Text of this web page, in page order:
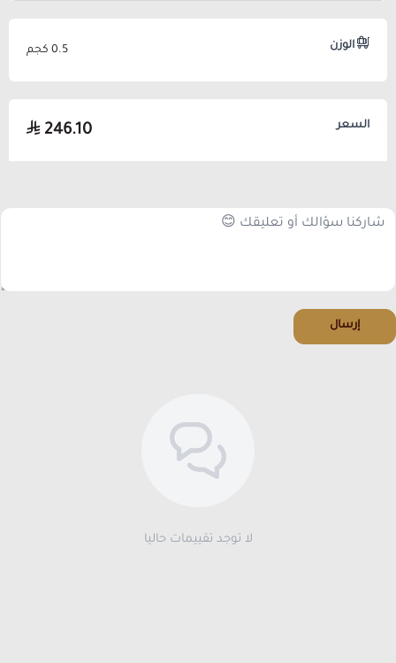
الوزن 0.5 كجم
السعر 246.10
إرسال
لا توجد تقييمات حاليا